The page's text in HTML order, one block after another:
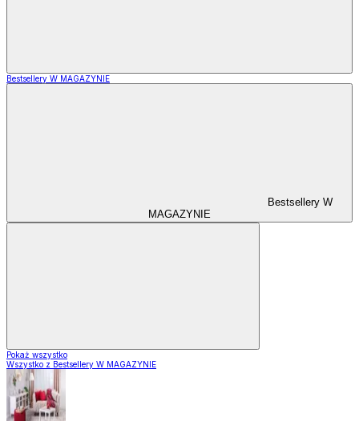
Bestsellery W MAGAZYNIE
Bestsellery W
MAGAZYNIE
Pokaż wszystko
Wszystko z Bestsellery W MAGAZYNIE